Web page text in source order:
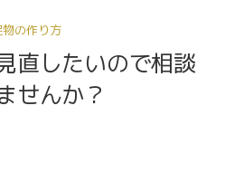
の作り方
直したいので相談
せんか？